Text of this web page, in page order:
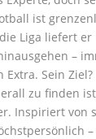
ist
Liga liefert
–
Extra. Sein
zu finden
Inspiriert von